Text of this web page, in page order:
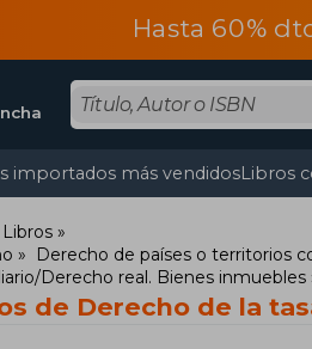
Hasta 60%
importados más vendidosLibros
Libros
Derecho de países o territorios
Derecho real. Bienes inmuebles
de Derecho de la